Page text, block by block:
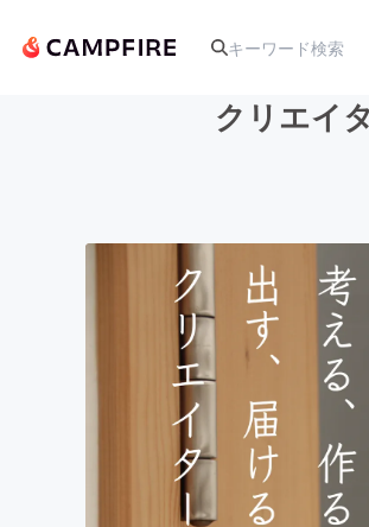
アート・写真
テクノロジー・ガ
映像・映画
ビジネス・起業
クリエイ